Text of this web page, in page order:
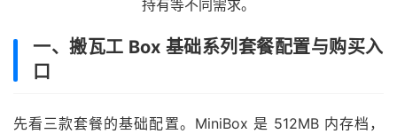
持有等不同需求。
一、搬瓦工 Box 基础系列套餐配置与购买入
口
先看三款套餐的基础配置。MiniBox 是 512MB 内存档，